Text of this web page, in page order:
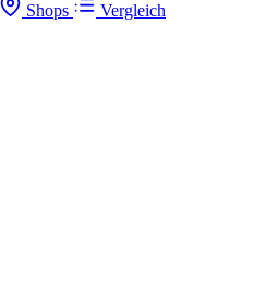
Shops Vergleich